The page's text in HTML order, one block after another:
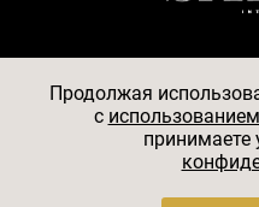
©
АО «БКМ», ОГРН
127018, Москва, ул.
Продолжая
c
принимаете